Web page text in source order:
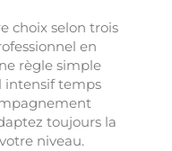
choix selon trois
en
règle simple
intensif temps
toujours la
niveau.